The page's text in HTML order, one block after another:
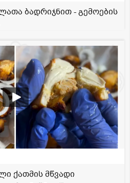
ბადრიჯნით - გემოების
ქათმის მწვადი